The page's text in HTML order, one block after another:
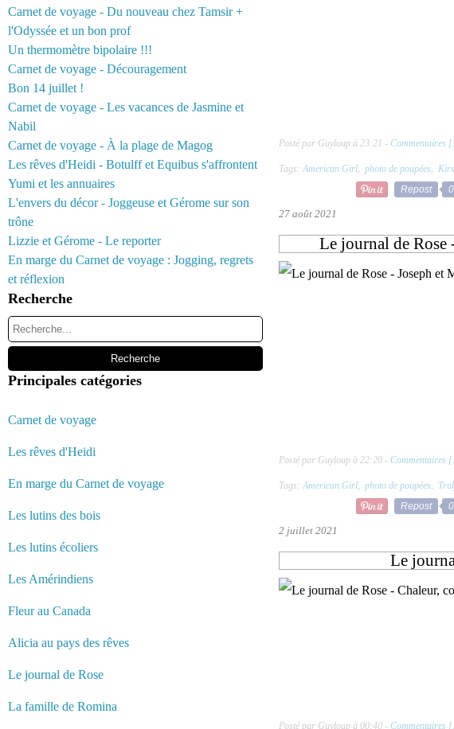
Carnet de voyage - Du nouveau chez Tamsir +
l'Odyssée et un bon prof
Un thermomètre bipolaire !!!
Carnet de voyage - Découragement
Bon 14 juillet !
Carnet de voyage - Les vacances de Jasmine et
Nabil
Carnet de voyage - À la plage de Magog
Les rêves d'Heidi - Botulff et Equibus s'affrontent
Yumi et les annuaires
L'envers du décor - Joggeuse et Gérome sur son
trône
Lizzie et Gérome - Le reporter
En marge du Carnet de voyage : Jogging, regrets
et réflexion
Recherche
Principales catégories
Carnet de voyage
Les rêves d'Heidi
En marge du Carnet de voyage
Les lutins des bois
Les lutins écoliers
Les Amérindiens
Fleur au Canada
Alicia au pays des rêves
Le journal de Rose
La famille de Romina
Posté par Guyloup à 23:21 - Commentaires [
Tags: American Girl, photo de poupées,
Repost
0
27 août 2021
Le journal de Rose
Posté par Guyloup à 22:20 - Commentaires [
Tags: American Girl, photo de poupées,
Repost
0
2 juillet 2021
Le
Posté par Guyloup à 00:40 - Commentaires [